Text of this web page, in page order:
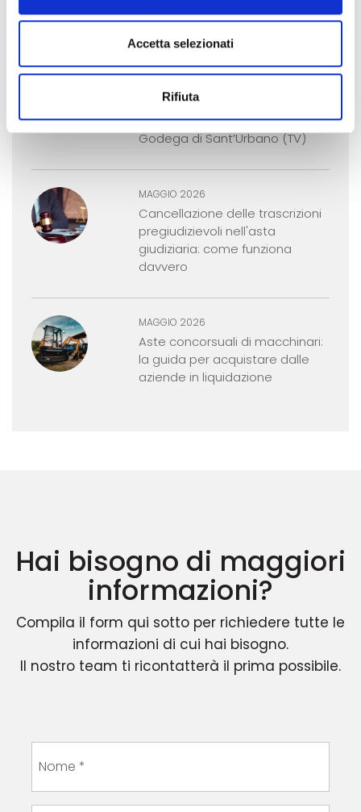
Accetta selezionati
Rifiuta
invece sì.
Notifica per usucapione
immobili nel Comune di
Godega di Sant’Urbano (TV)
MAGGIO 2026
Cancellazione delle trascrizioni
pregiudizievoli nell'asta
giudiziaria: come funziona
davvero
MAGGIO 2026
Aste concorsuali di macchinari:
la guida per acquistare dalle
aziende in liquidazione
Hai bisogno di maggiori
informazioni?
Compila il form qui sotto per richiedere tutte le
informazioni di cui hai bisogno.
Il nostro team ti ricontatterà il prima possibile.